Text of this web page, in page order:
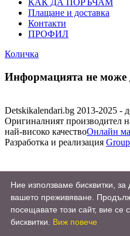
КАК ДА ПОРЪЧАМ
Плащане и доставка
Контакти
ПРОФИЛ
Количка
Информацията не може
Detskikalendari.bg 2013-2025 -
Оригиналният производител
най-високо качествоОнлайн
Разработка и реализация
Ние използваме бисквитки,
вашето преживяване.
посещавате този сайт, вие се
бисквитки. Виж повече